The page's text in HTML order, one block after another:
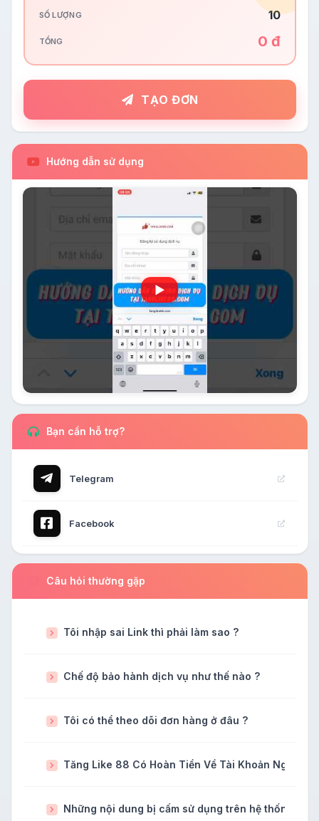
SỐ LƯỢNG 10
TỔNG 0 đ
TẠO ĐƠN
Hướng dẫn sử dụng
▶
Bạn cần hỗ trợ?
Telegram
Facebook
Câu hỏi thường gặp
Tôi nhập sai Link thì phải làm sao ?
Chế độ bảo hành dịch vụ như thế nào ?
Tôi có thể theo dõi đơn hàng ở đâu ?
Tăng Like 88 Có Hoàn Tiền Về Tài Khoản Ngân
Những nội dung bị cấm sử dụng trên hệ thống